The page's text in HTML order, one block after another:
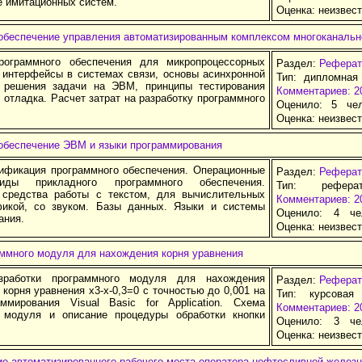
Оценка:
управления автоматизированным комплексом
обеспечения для микропроцессорных
в системах связи, основы асинхронной
задачи на ЭВМ, принципы тестирования
Расчет затрат на разработку программного
Раздел:
Тип:
Комментариев:
Оценило: 5
Оценка:
ЭВМ и языки программирования
программного обеспечения. Операционные
прикладного программного обеспечения.
работы с текстом, для вычислительных
со звуком. Базы данных. Языки и системы
Раздел:
Тип:
Комментариев:
Оценило: 4
Оценка:
модуля для нахождения корня уравнения
программного модуля для нахождения
уравнения x3-x-0,3=0 с точностью до 0,001 на
Visual Basic for Application. Схема
модуля и описание процедуры обработки кнопки
Раздел:
Тип:
Комментариев:
Оценило: 3
Оценка: